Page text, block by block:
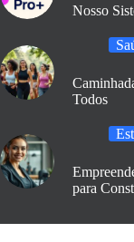
Nosso
Todos
para